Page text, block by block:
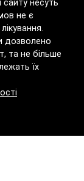
несуть
не є
дозволено
та не більше
їх